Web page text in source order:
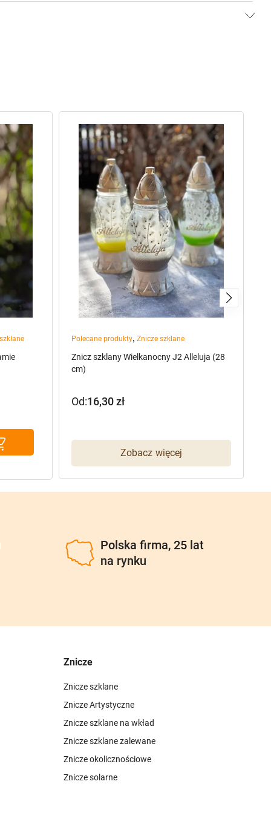
Polecane produkty, Znicze szklane
Znicz szklany Wielkanocny J2 Alleluja (28
cm)
Zobacz więcej
Od:16,30zł
Polska firma, 25 lat
na rynku
Znicze
Znicze szklane
Znicze Artystyczne
Znicze szklane na wkład
Znicze szklane zalewane
Znicze okolicznościowe
Znicze solarne